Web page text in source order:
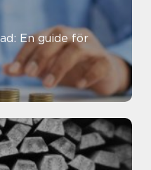
En guide för